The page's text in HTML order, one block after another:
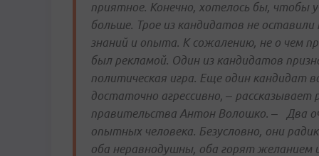
приятное. Конечно, хотелось бы, чтобы
больше. Трое из кандидатов не
знаний и опыта. К сожалению, не о чем
был рекламой. Один из кандидатов
политическая игра. Еще один кандидат
достаточно агрессивно, –
правительства Антон Волошко. – Два
опытных человека. Безусловно, они
оба неравнодушны, оба горят желанием